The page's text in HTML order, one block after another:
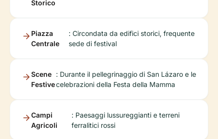
Storico
Piazza
Centrale
: Circondata da edifici storici, frequente
sede di festival
Scene
Festive
: Durante il pellegrinaggio di San Lázaro e le
celebrazioni della Festa della Mamma
Campi
Agricoli
: Paesaggi lussureggianti e terreni
ferralitici rossi